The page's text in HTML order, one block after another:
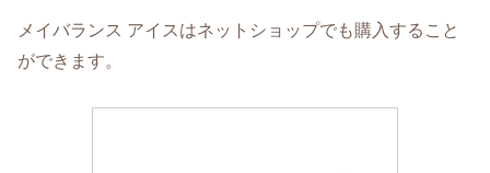
メイバランス アイスはネットショップでも購入すること
ができます。